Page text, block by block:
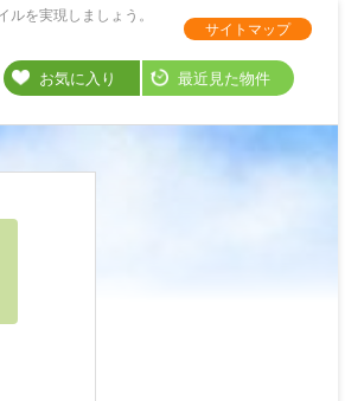
を実現しましょう。
サイトマップ
お気に入り 最近見た物件